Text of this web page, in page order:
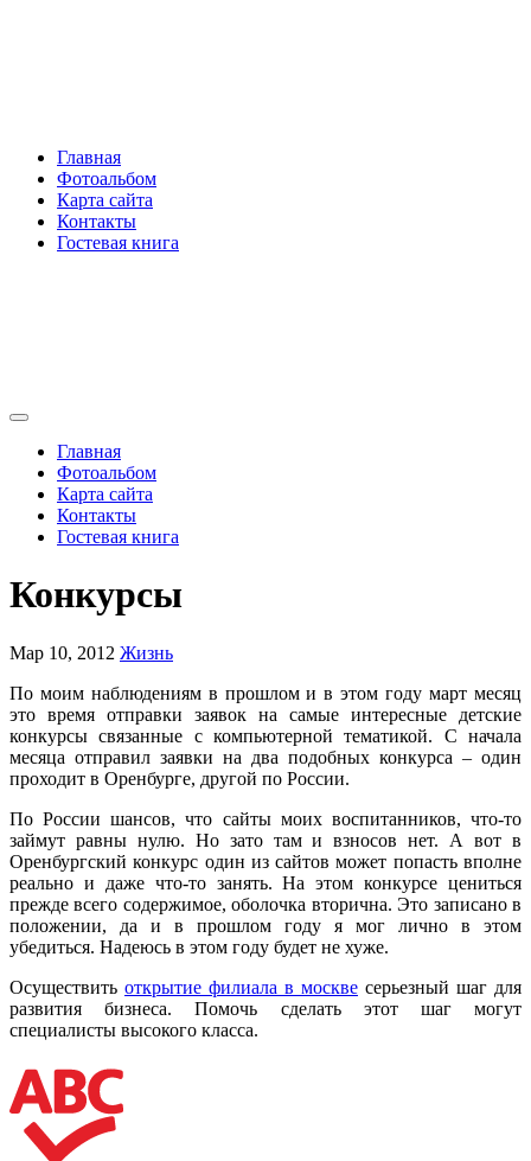
Главная
Фотоальбом
Карта сайта
Контакты
Гостевая книга
Главная
Фотоальбом
Карта сайта
Контакты
Гостевая книга
Конкурсы
Мар 10, 2012 Жизнь
По моим наблюдениям в прошлом и в этом году март месяц
это время отправки заявок на самые интересные детские
конкурсы связанные с компьютерной тематикой. С начала
месяца отправил заявки на два подобных конкурса – один
проходит в Оренбурге, другой по России.
По России шансов, что сайты моих воспитанников, что-то
займут равны нулю. Но зато там и взносов нет. А вот в
Оренбургский конкурс один из сайтов может попасть вполне
реально и даже что-то занять. На этом конкурсе цениться
прежде всего содержимое, оболочка вторична. Это записано в
положении, да и в прошлом году я мог лично в этом
убедиться. Надеюсь в этом году будет не хуже.
Осуществить открытие филиала в москве серьезный шаг для
развития бизнеса. Помочь сделать этот шаг могут
специалисты высокого класса.